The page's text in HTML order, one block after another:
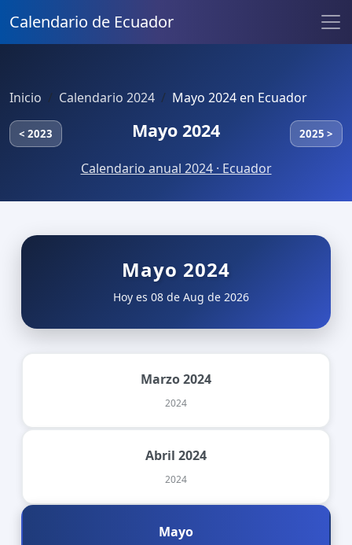
Calendario de Ecuador
Inicio Calendario 2024 Mayo 2024 en Ecuador
< 2023 Mayo 2024 2025 >
Calendario anual 2024 · Ecuador
Mayo 2024
Hoy es 08 de Aug de 2026
Marzo 2024
2024
Abril 2024
2024
Mayo